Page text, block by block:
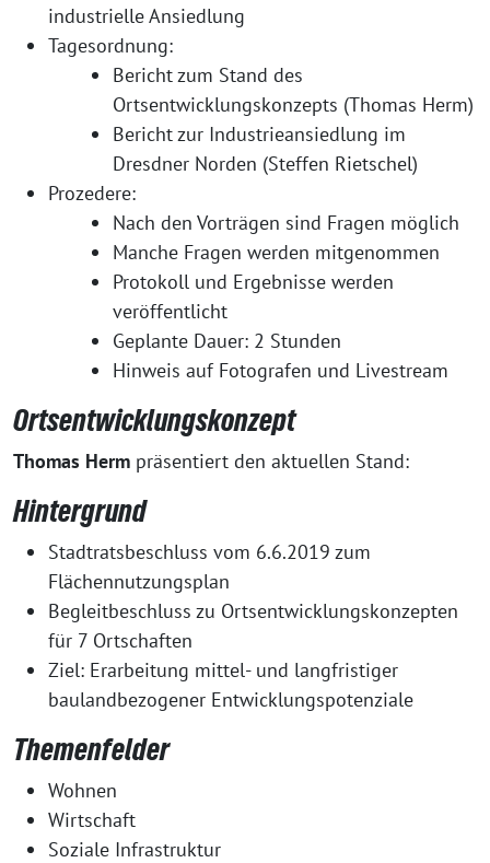
industrielle Ansiedlung
Tagesordnung:
Bericht zum Stand des
Ortsentwicklungskonzepts (Thomas Herm)
Bericht zur Industrieansiedlung im
Dresdner Norden (Steffen Rietschel)
Prozedere:
Nach den Vorträgen sind Fragen möglich
Manche Fragen werden mitgenommen
Protokoll und Ergebnisse werden
veröffentlicht
Geplante Dauer: 2 Stunden
Hinweis auf Fotografen und Livestream
Ortsentwicklungskonzept
Thomas Herm präsentiert den aktuellen Stand:
Hintergrund
Stadtratsbeschluss vom 6.6.2019 zum
Flächennutzungsplan
Begleitbeschluss zu Ortsentwicklungskonzepten
für 7 Ortschaften
Ziel: Erarbeitung mittel- und langfristiger
baulandbezogener Entwicklungspotenziale
Themenfelder
Wohnen
Wirtschaft
Soziale Infrastruktur